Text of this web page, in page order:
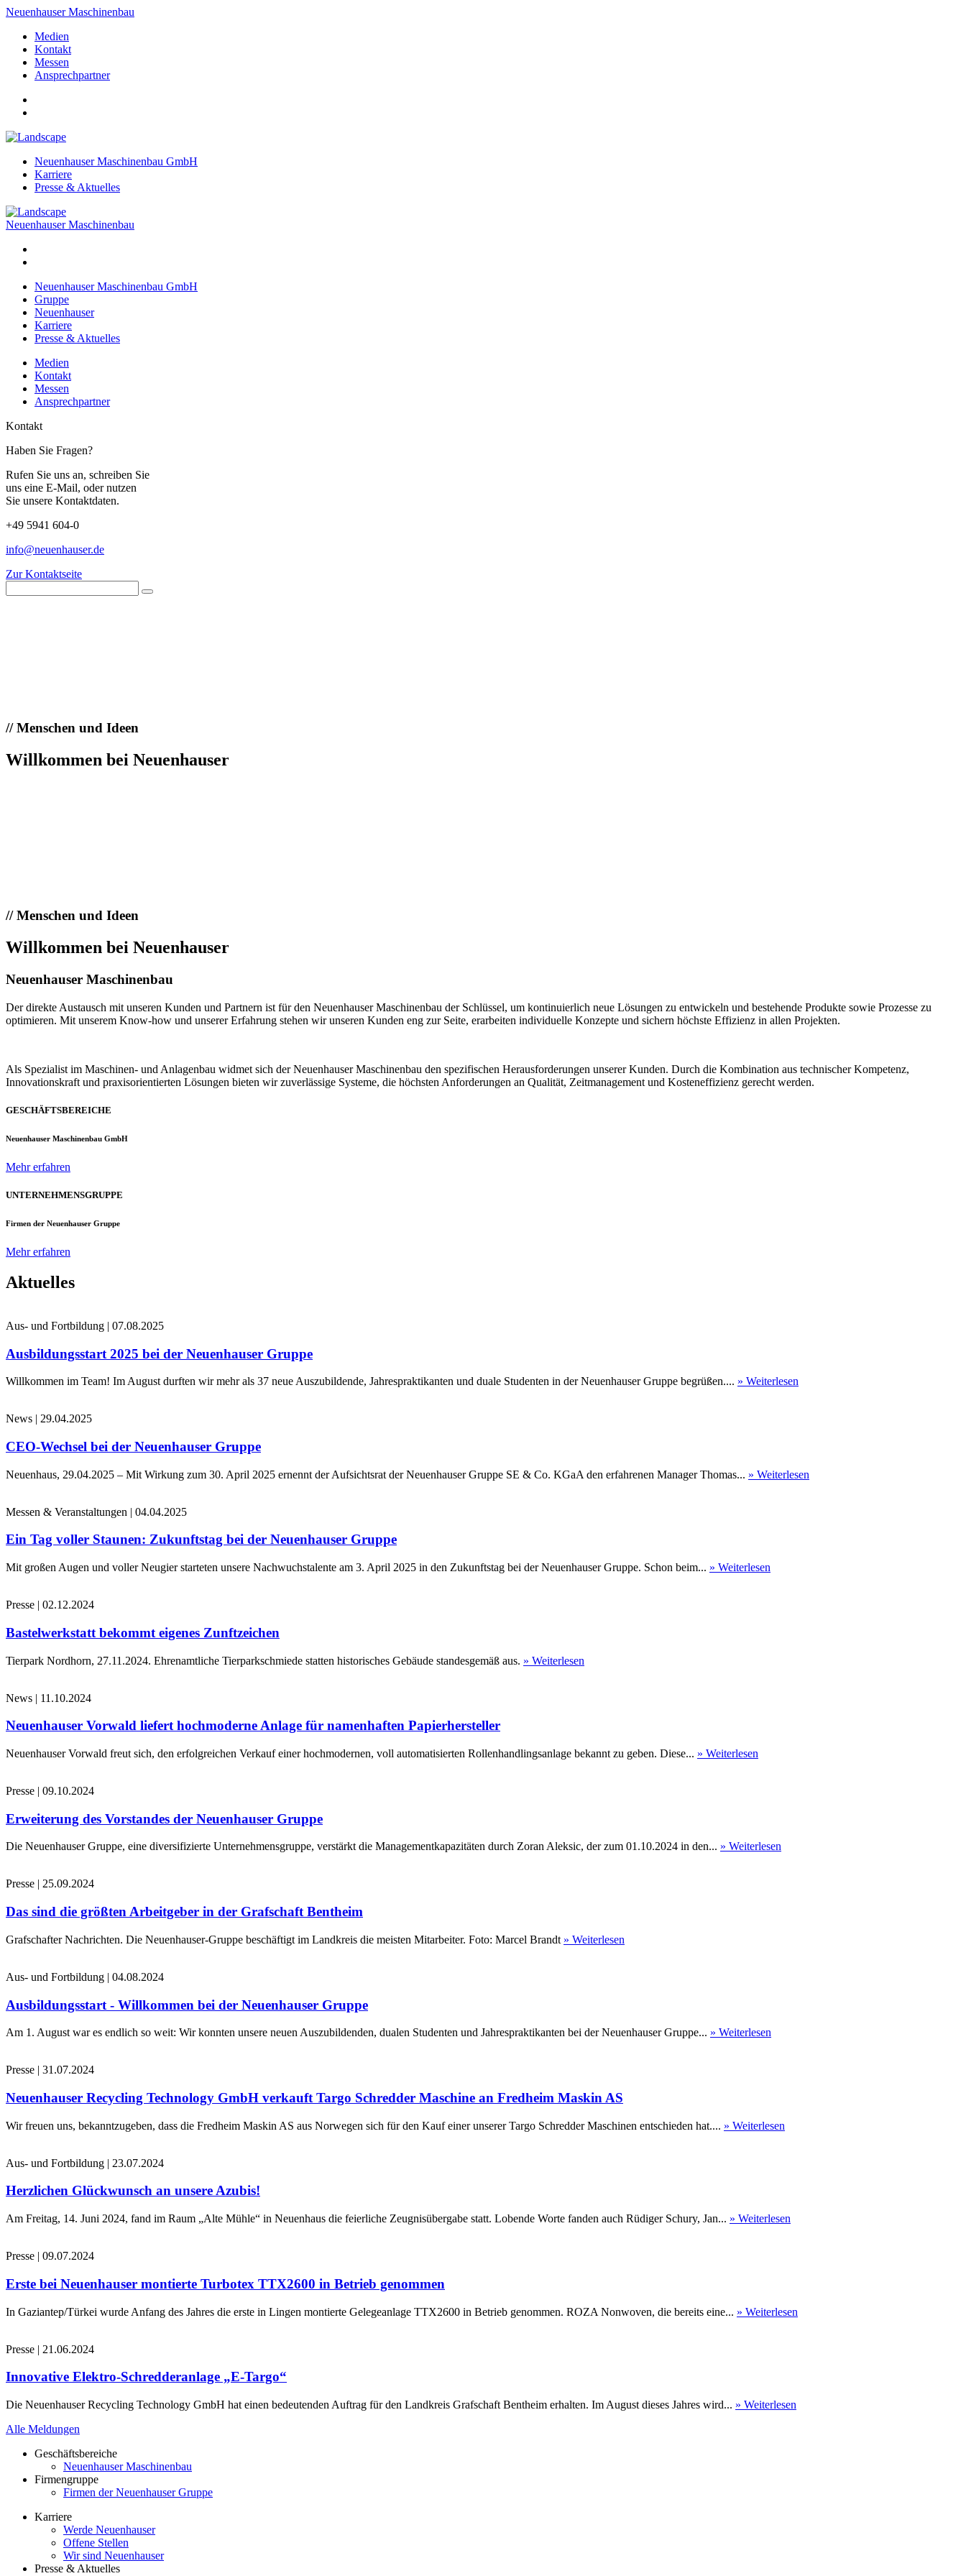
Neuenhauser Maschinenbau
Medien
Kontakt
Messen
Ansprechpartner
Neuenhauser Maschinenbau GmbH
Karriere
Presse & Aktuelles
Neuenhauser Maschinenbau
Neuenhauser Maschinenbau GmbH
Gruppe
Neuenhauser
Karriere
Presse & Aktuelles
Medien
Kontakt
Messen
Ansprechpartner
Kontakt
Haben Sie Fragen?
Rufen Sie uns an, schreiben Sie
uns eine E-Mail, oder nutzen
Sie unsere Kontaktdaten.
+49 5941 604-0
info@neuenhauser.de
Zur Kontaktseite
//Menschen und Ideen
Willkommen bei Neuenhauser
//Menschen und Ideen
Willkommen bei Neuenhauser
Neuenhauser Maschinenbau
Der direkte Austausch mit unseren Kunden und Partnern ist für den Neuenhauser Maschinenbau der Schlüssel, um kontinuierlich neue Lösungen zu entwickeln und bestehende Produkte sowie Prozesse zu
optimieren. Mit unserem Know-how und unserer Erfahrung stehen wir unseren Kunden eng zur Seite, erarbeiten individuelle Konzepte und sichern höchste Effizienz in allen Projekten.
Als Spezialist im Maschinen- und Anlagenbau widmet sich der Neuenhauser Maschinenbau den spezifischen Herausforderungen unserer Kunden. Durch die Kombination aus technischer Kompetenz,
Innovationskraft und praxisorientierten Lösungen bieten wir zuverlässige Systeme, die höchsten Anforderungen an Qualität, Zeitmanagement und Kosteneffizienz gerecht werden.
GESCHÄFTSBEREICHE
Neuenhauser Maschinenbau GmbH
Mehr erfahren
UNTERNEHMENSGRUPPE
Firmen der Neuenhauser Gruppe
Mehr erfahren
Aktuelles
Aus- und Fortbildung | 07.08.2025
Ausbildungsstart 2025 bei der Neuenhauser Gruppe
Willkommen im Team! Im August durften wir mehr als 37 neue Auszubildende, Jahrespraktikanten und duale Studenten in der Neuenhauser Gruppe begrüßen.... » Weiterlesen
News | 29.04.2025
CEO-Wechsel bei der Neuenhauser Gruppe
Neuenhaus, 29.04.2025 – Mit Wirkung zum 30. April 2025 ernennt der Aufsichtsrat der Neuenhauser Gruppe SE & Co. KGaA den erfahrenen Manager Thomas... » Weiterlesen
Messen & Veranstaltungen | 04.04.2025
Ein Tag voller Staunen: Zukunftstag bei der Neuenhauser Gruppe
Mit großen Augen und voller Neugier starteten unsere Nachwuchstalente am 3. April 2025 in den Zukunftstag bei der Neuenhauser Gruppe. Schon beim... » Weiterlesen
Presse | 02.12.2024
Bastelwerkstatt bekommt eigenes Zunftzeichen
Tierpark Nordhorn, 27.11.2024. Ehrenamtliche Tierparkschmiede statten historisches Gebäude standesgemäß aus. » Weiterlesen
News | 11.10.2024
Neuenhauser Vorwald liefert hochmoderne Anlage für namenhaften Papierhersteller
Neuenhauser Vorwald freut sich, den erfolgreichen Verkauf einer hochmodernen, voll automatisierten Rollenhandlingsanlage bekannt zu geben. Diese... » Weiterlesen
Presse | 09.10.2024
Erweiterung des Vorstandes der Neuenhauser Gruppe
Die Neuenhauser Gruppe, eine diversifizierte Unternehmensgruppe, verstärkt die Managementkapazitäten durch Zoran Aleksic, der zum 01.10.2024 in den... » Weiterlesen
Presse | 25.09.2024
Das sind die größten Arbeitgeber in der Grafschaft Bentheim
Grafschafter Nachrichten. Die Neuenhauser-Gruppe beschäftigt im Landkreis die meisten Mitarbeiter. Foto: Marcel Brandt » Weiterlesen
Aus- und Fortbildung | 04.08.2024
Ausbildungsstart - Willkommen bei der Neuenhauser Gruppe
Am 1. August war es endlich so weit: Wir konnten unsere neuen Auszubildenden, dualen Studenten und Jahrespraktikanten bei der Neuenhauser Gruppe... » Weiterlesen
Presse | 31.07.2024
Neuenhauser Recycling Technology GmbH verkauft Targo Schredder Maschine an Fredheim Maskin AS
Wir freuen uns, bekanntzugeben, dass die Fredheim Maskin AS aus Norwegen sich für den Kauf einer unserer Targo Schredder Maschinen entschieden hat.... » Weiterlesen
Aus- und Fortbildung | 23.07.2024
Herzlichen Glückwunsch an unsere Azubis!
Am Freitag, 14. Juni 2024, fand im Raum „Alte Mühle“ in Neuenhaus die feierliche Zeugnisübergabe statt. Lobende Worte fanden auch Rüdiger Schury, Jan... » Weiterlesen
Presse | 09.07.2024
Erste bei Neuenhauser montierte Turbotex TTX2600 in Betrieb genommen
In Gaziantep/Türkei wurde Anfang des Jahres die erste in Lingen montierte Gelegeanlage TTX2600 in Betrieb genommen. ROZA Nonwoven, die bereits eine... » Weiterlesen
Presse | 21.06.2024
Innovative Elektro-Schredderanlage „E-Targo“
Die Neuenhauser Recycling Technology GmbH hat einen bedeutenden Auftrag für den Landkreis Grafschaft Bentheim erhalten. Im August dieses Jahres wird... » Weiterlesen
Alle Meldungen
Geschäftsbereiche
Neuenhauser Maschinenbau
Firmengruppe
Firmen der Neuenhauser Gruppe
Karriere
Werde Neuenhauser
Offene Stellen
Wir sind Neuenhauser
Presse & Aktuelles